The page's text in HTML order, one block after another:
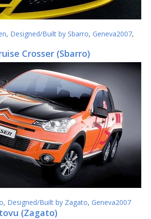
, Designed/Built by Sbarro, Geneva2007,
Crosser (Sbarro)
, Designed/Built by Zagato, Geneva2007
(Zagato)